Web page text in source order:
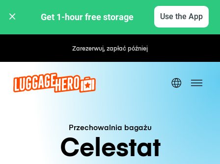
Get 1-hour free storage Use the App
Zarezerwuj, zapłać później
Przechowalnia bagażu
Celestat